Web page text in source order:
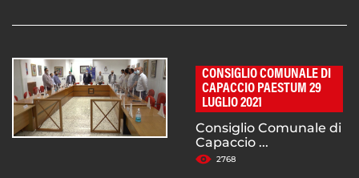
CONSIGLIO COMUNALE DI
CAPACCIO PAESTUM 29
LUGLIO 2021
Consiglio Comunale di
Capaccio ...
2768